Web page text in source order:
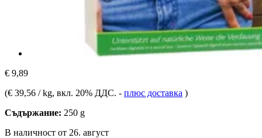
€ 9,89
(€ 39,56 / kg, вкл. 20% ДДС. - плюс доставка )
Съдържание: 250 g
В наличност от 26. август